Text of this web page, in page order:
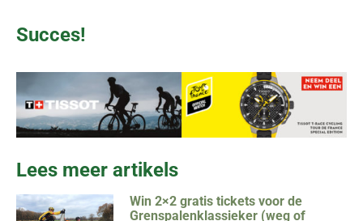
Succes!
Lees meer artikels
Win 2×2 gratis tickets voor de
Grenspalenklassieker (weg of